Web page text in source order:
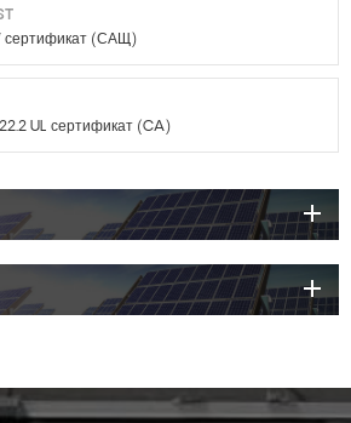
сертификат (САЩ)
UL сертификат (CA)